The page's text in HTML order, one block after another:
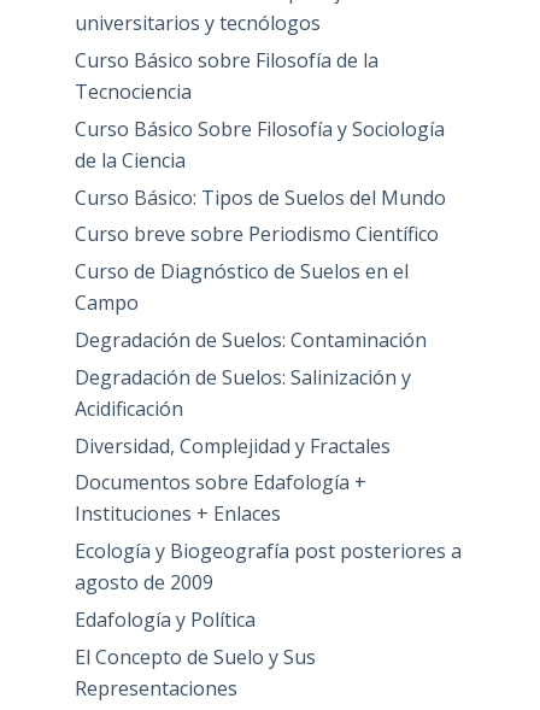
universitarios y tecnólogos
Curso Básico sobre Filosofía de la
Tecnociencia
Curso Básico Sobre Filosofía y Sociología
de la Ciencia
Curso Básico: Tipos de Suelos del Mundo
Curso breve sobre Periodismo Científico
Curso de Diagnóstico de Suelos en el
Campo
Degradación de Suelos: Contaminación
Degradación de Suelos: Salinización y
Acidificación
Diversidad, Complejidad y Fractales
Documentos sobre Edafología +
Instituciones + Enlaces
Ecología y Biogeografía post posteriores a
agosto de 2009
Edafología y Política
El Concepto de Suelo y Sus
Representaciones